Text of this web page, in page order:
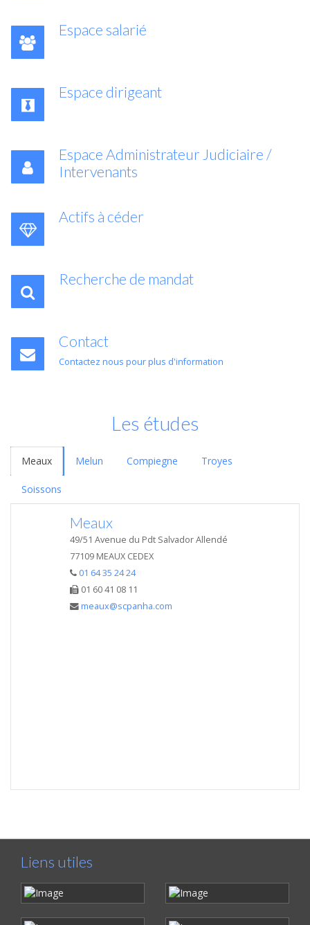
Espace salarié
Espace dirigeant
Espace Administrateur Judiciaire /
Intervenants
Actifs à céder
Recherche de mandat
Contact
Contactez nous pour plus d'information
Les études
Meaux Melun Compiegne Troyes
Soissons
Meaux
49/51 Avenue du Pdt Salvador Allendé
77109 MEAUX CEDEX
01 64 35 24 24
01 60 41 08 11
meaux@scpanha.com
Liens utiles